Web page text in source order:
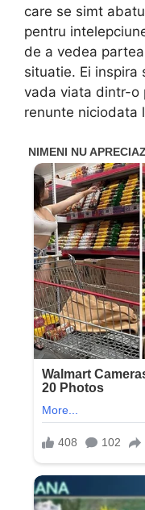
care se simt
pentru
de a vedea
situatie. Ei inspira
vada viata dintr-o
renunte niciodata